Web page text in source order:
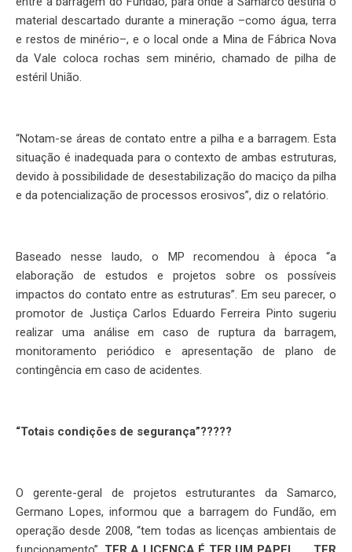
material descartado durante a mineração –como água, terra
e restos de minério–, e o local onde a Mina de Fábrica Nova
da Vale coloca rochas sem minério, chamado de pilha de
estéril União.
“Notam-se áreas de contato entre a pilha e a barragem. Esta
situação é inadequada para o contexto de ambas estruturas,
devido à possibilidade de desestabilização do maciço da pilha
e da potencialização de processos erosivos”, diz o relatório.
Baseado nesse laudo, o MP recomendou à época “a
elaboração de estudos e projetos sobre os possíveis
impactos do contato entre as estruturas”. Em seu parecer, o
promotor de Justiça Carlos Eduardo Ferreira Pinto sugeriu
realizar uma análise em caso de ruptura da barragem,
monitoramento periódico e apresentação de plano de
contingência em caso de acidentes.
“Totais condições de segurança”?????
O gerente-geral de projetos estruturantes da Samarco,
Germano Lopes, informou que a barragem do Fundão, em
operação desde 2008, “tem todas as licenças ambientais de